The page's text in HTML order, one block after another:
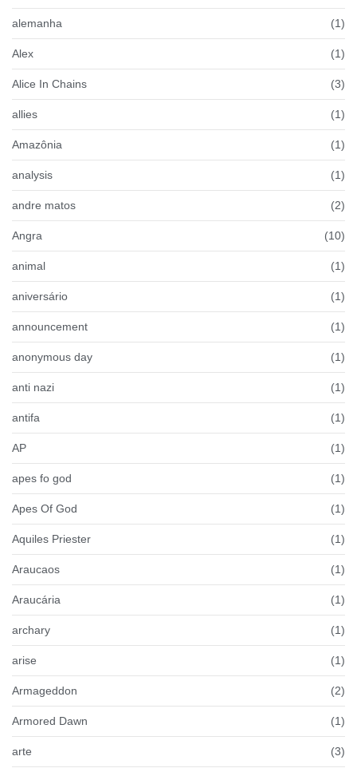
alemanha (1)
Alex (1)
Alice In Chains (3)
allies (1)
Amazônia (1)
analysis (1)
andre matos (2)
Angra (10)
animal (1)
aniversário (1)
announcement (1)
anonymous day (1)
anti nazi (1)
antifa (1)
AP (1)
apes fo god (1)
Apes Of God (1)
Aquiles Priester (1)
Araucaos (1)
Araucária (1)
archary (1)
arise (1)
Armageddon (2)
Armored Dawn (1)
arte (3)